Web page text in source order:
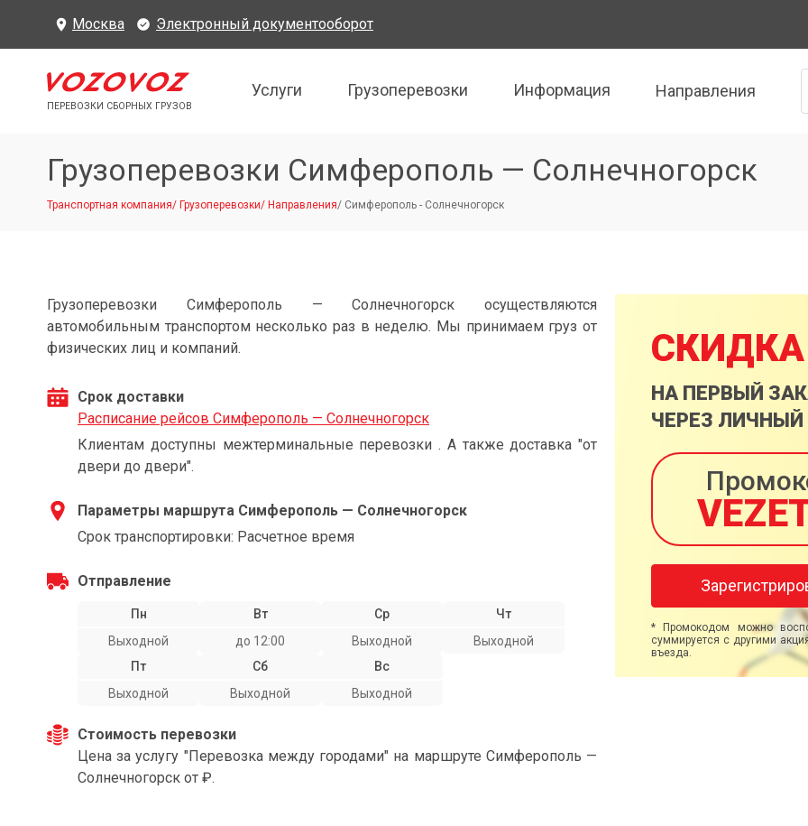
Москва Электронный документооборот
ПЕРЕВОЗКИ СБОРНЫХ ГРУЗОВ
Услуги Грузоперевозки Информация Направления
Грузоперевозки Симферополь — Солнечногорск
Транспортная компания/ Грузоперевозки/ Направления/ Симферополь - Солнечногорск
Грузоперевозки Симферополь — Солнечногорск осуществляются
автомобильным транспортом несколько раз в неделю. Мы принимаем груз от
физических лиц и компаний.
Срок доставки
Расписание рейсов Симферополь — Солнечногорск
Клиентам доступны межтерминальные перевозки . А также доставка "от
двери до двери".
Параметры маршрута Симферополь — Солнечногорск
Срок транспортировки: Расчетное время
Отправление
Пн
Выходной
Вт
до 12:00
Ср
Выходной
Чт
Выходной
Пт
Выходной
Сб
Выходной
Вс
Выходной
Стоимость перевозки
Цена за услугу "Перевозка между городами" на маршруте Симферополь —
Солнечногорск от ₽.
СКИДКА
НА ПЕРВЫЙ
ЧЕРЕЗ ЛИЧНЫЙ
* Промокодом можно
суммируется с другими
въезда.